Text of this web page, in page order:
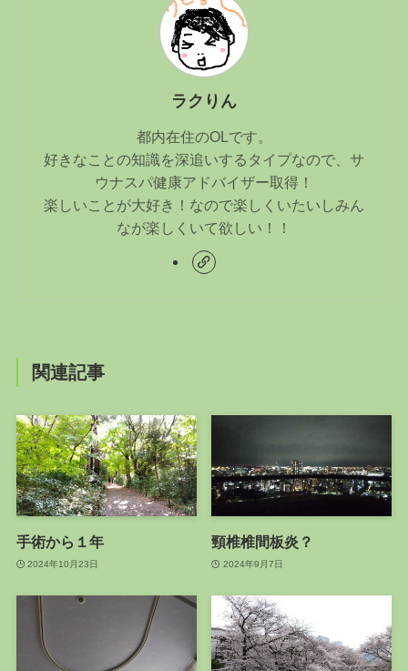
ラクりん
都内在住のOLです。
好きなことの知識を深追いするタイプなので、サ
ウナスパ健康アドバイザー取得！
楽しいことが大好き！なので楽しくいたいしみん
なが楽しくいて欲しい！！
関連記事
手術から１年
2024年10月23日
頸椎椎間板炎？
2024年9月7日